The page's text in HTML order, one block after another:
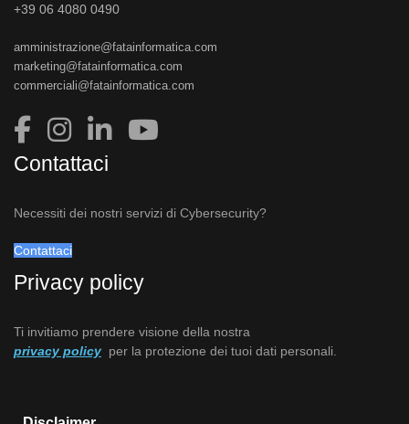
+39 06 4080 0490
amministrazione@fatainformatica.com
marketing@fatainformatica.com
commerciali@fatainformatica.com
Contattaci
Necessiti dei nostri servizi di Cybersecurity?
Contattaci
Privacy policy
Ti invitiamo prendere visione della nostra
privacy policy per la protezione dei tuoi dati personali.